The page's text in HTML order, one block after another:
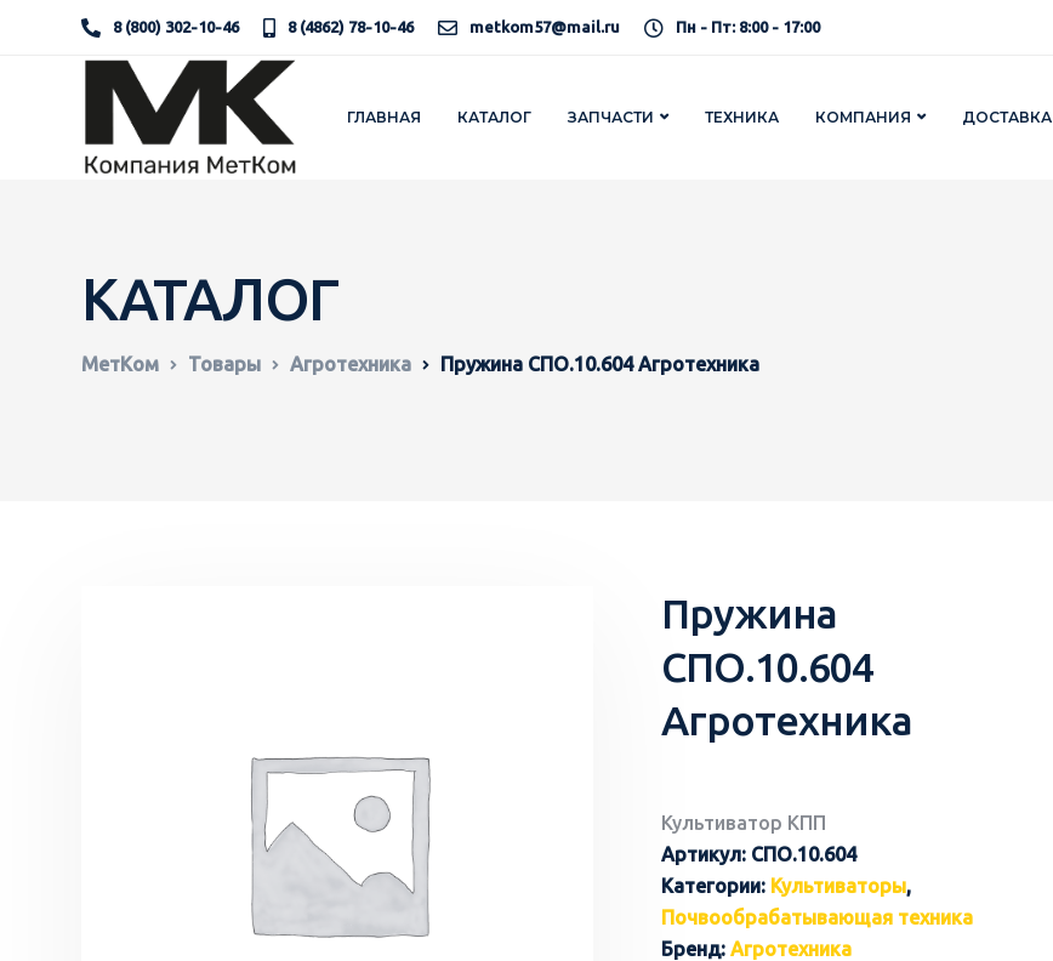
8 (800) 302-10-46 8 (4862) 78-10-46 metkom57@mail.ru Пн - Пт: 8:00 - 17:00
ГЛАВНАЯ КАТАЛОГ ЗАПЧАСТИ ТЕХНИКА КОМПАНИЯ ДОСТАВКА
КАТАЛОГ
МетКом Товары Агротехника Пружина СПО.10.604 Агротехника
Пружина
СПО.10.604
Агротехника
Культиватор КПП
Артикул: СПО.10.604
Категории: Культиваторы,
Почвообрабатывающая техника
Бренд: Агротехника